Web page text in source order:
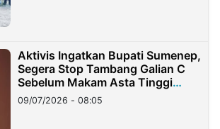
Aktivis Ingatkan Bupati Sumenep,
Segera Stop Tambang Galian C
Sebelum Makam Asta Tinggi
Longsor
09/07/2026 - 08:05